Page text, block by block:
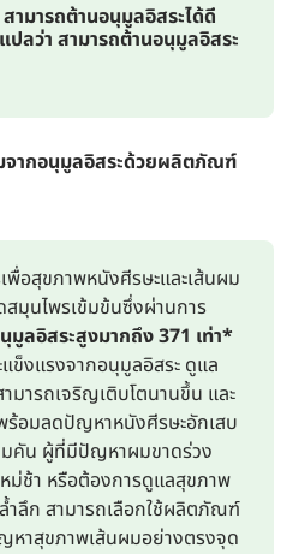
ามารถต้านอนุมูลอิสระได้ดี
ลว่า สามารถต้านอนุมูลอิสระ
ากอนุมูลอิสระด้วยผลิตภัณฑ์
อสุขภาพหนังศีรษะและเส้นผม
มุนไพรเข้มข้นซึ่งผ่านการ
มูลอิสระสูงมากถึง 371 เท่า*
งแรงจากอนุมูลอิสระ ดูแล
มารถเจริญเติบโตนานขึ้น และ
อมลดปัญหาหนังศีรษะอักเสบ
มคัน ผู้ที่มีปัญหาผมขาดร่วง
ม่ช้า หรือต้องการดูแลสุขภาพ
ำลึก สามารถเลือกใช้ผลิตภัณฑ์
หาสุขภาพเส้นผมอย่างตรงจุด